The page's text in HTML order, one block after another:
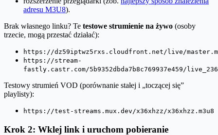
adresu M3U8).
Brak własnego linku? Te testowe strumienie na żywo (osoby
trzecie, mogą przestać działać):
https://dz59iptwz5rxs.cloudfront.net/live/
https://stream-
fastly.castr.com/5b9352dbda7b8c769937e459/
Testowy strumień VOD (porównanie stałej i „toczącej się”
playlisty):
https://test-streams.mux.dev/x36xhzz/x36xhzz.m3u8
Krok 2: Wklej link i uruchom pobieranie